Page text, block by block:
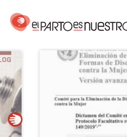
contenido